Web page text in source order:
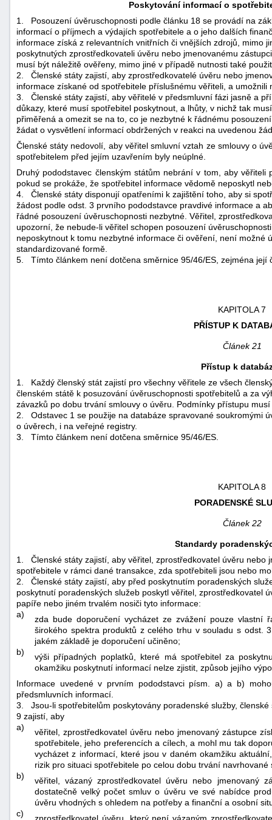
Poskytování informací o
1.
Posouzení úvěruschopnosti podle článku 18 se provádí na
informací o příjmech a výdajích spotřebitele a o jeho dalších
informace získá z relevantních vnitřních či vnějších zdrojů, mimo
poskytnutých zprostředkovateli úvěru nebo jmenovanému
musí být náležitě ověřeny, mimo jiné v případě nutnosti také
2.
Členské státy zajistí, aby zprostředkovatelé úvěru nebo
informace získané od spotřebitele příslušnému věřiteli, a
3.
Členské státy zajistí, aby věřitelé v předsmluvní fázi jasně a
důkazy, které musí spotřebitel poskytnout, a lhůty, v nichž tak
přiměřená a omezit se na to, co je nezbytné k řádnému
žádat o vysvětlení informací obdržených v reakci na uvedenou
Členské státy nedovolí, aby věřitel smluvní vztah ze smlouvy o
spotřebitelem před jejím uzavřením byly neúplné.
Druhý pododstavec členským státům nebrání v tom, aby
pokud se prokáže, že spotřebitel informace vědomě neposkytl
4.
Členské státy disponují opatřeními k zajištění toho, aby si
žádost podle odst. 3 prvního pododstavce pravdivé informace a
řádné posouzení úvěruschopnosti nezbytné. Věřitel,
upozorní, že nebude-li věřitel schopen posouzení
neposkytnout k tomu nezbytné informace či ověření, není možné
standardizované formě.
5.
Tímto článkem není dotčena směrnice 95/46/ES, zejména její
KAPITOLA 7
PŘÍSTUP K
Článek 21
Přístup k
1.
Každý členský stát zajistí pro všechny věřitele ze všech
členském státě k posuzování úvěruschopnosti spotřebitelů a za
závazků po dobu trvání smlouvy o úvěru. Podmínky přístupu
2.
Odstavec 1 se použije na databáze spravované soukromými
o úvěrech, i na veřejné registry.
3.
Tímto článkem není dotčena směrnice 95/46/ES.
KAPITOLA 8
PORADENSKÉ
Článek 22
Standardy
1.
Členské státy zajistí, aby věřitel, zprostředkovatel úvěru nebo
spotřebitele v rámci dané transakce, zda spotřebiteli jsou nebo
2.
Členské státy zajistí, aby před poskytnutím poradenských
poskytnutí poradenských služeb poskytl věřitel, zprostředkovatel
papíře nebo jiném trvalém nosiči tyto informace:
a)
zda bude doporučení vycházet ze zvážení pouze
širokého spektra produktů z celého trhu v souladu s odst.
jakém základě je doporučení učiněno;
b)
výši případných poplatků, které má spotřebitel za
okamžiku poskytnutí informací nelze zjistit, způsob jejího
Informace uvedené v prvním pododstavci písm. a) a b)
předsmluvních informací.
3.
Jsou-li spotřebitelům poskytovány poradenské služby,
9 zajistí, aby
a)
věřitel, zprostředkovatel úvěru nebo jmenovaný zástupce
spotřebitele, jeho preferencích a cílech, a mohl mu tak
vycházet z informací, které jsou v daném okamžiku
rizik pro situaci spotřebitele po celou dobu trvání navrhované
b)
věřitel, vázaný zprostředkovatel úvěru nebo jmenovaný
dostatečně velký počet smluv o úvěru ve své nabídce
úvěru vhodných s ohledem na potřeby a finanční a osobní
c)
zprostředkovatel úvěru, který není vázaným